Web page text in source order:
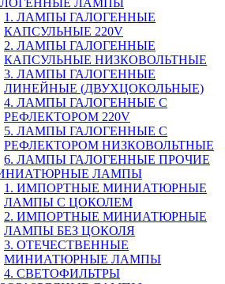
ЛАМПЫ
1. ЛАМПЫ ГАЛОГЕННЫЕ
КАПСУЛЬНЫЕ 220V
2. ЛАМПЫ ГАЛОГЕННЫЕ
КАПСУЛЬНЫЕ НИЗКОВОЛЬТНЫЕ
3. ЛАМПЫ ГАЛОГЕННЫЕ
ЛИНЕЙНЫЕ (ДВУХЦОКОЛЬНЫЕ)
4. ЛАМПЫ ГАЛОГЕННЫЕ С
РЕФЛЕКТОРОМ 220V
5. ЛАМПЫ ГАЛОГЕННЫЕ С
РЕФЛЕКТОРОМ НИЗКОВОЛЬТНЫЕ
6. ЛАМПЫ ГАЛОГЕННЫЕ ПРОЧИЕ
ЛАМПЫ
1. ИМПОРТНЫЕ МИНИАТЮРНЫЕ
ЛАМПЫ С ЦОКОЛЕМ
2. ИМПОРТНЫЕ МИНИАТЮРНЫЕ
ЛАМПЫ БЕЗ ЦОКОЛЯ
3. ОТЕЧЕСТВЕННЫЕ
МИНИАТЮРНЫЕ ЛАМПЫ
4. СВЕТОФИЛЬТРЫ